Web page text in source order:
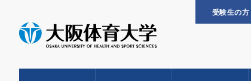
受験生の方